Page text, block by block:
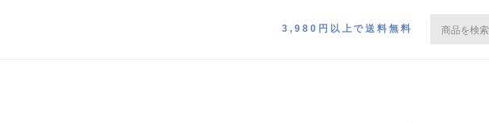
3,980円以上で送料無料